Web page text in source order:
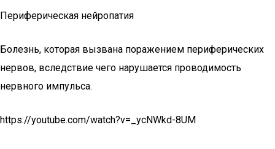
Периферическая нейропатия
Болезнь, которая вызвана поражением периферических
нервов, вследствие чего нарушается проводимость
нервного импульса.
https://youtube.com/watch?v=_ycNWkd-8UM